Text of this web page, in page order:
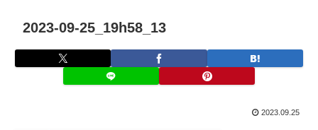
2023-09-25_19h58_13
2023.09.25